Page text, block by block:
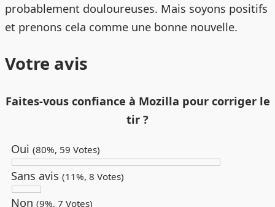
probablement douloureuses. Mais soyons positifs
et prenons cela comme une bonne nouvelle.
Votre avis
Faites-vous confiance à Mozilla pour corriger le
tir ?
Oui (80%, 59 Votes)
Sans avis (11%, 8 Votes)
Non (9%, 7 Votes)